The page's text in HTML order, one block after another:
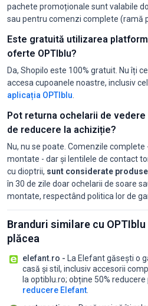
pachete promoționale sunt valabile
sau pentru comenzi complete (ramă
Este gratuită utilizarea
oferte OPTIblu?
Da, Shopilo este 100% gratuit. Nu îți
accesa cupoanele noastre, inclusiv
aplicația OPTIblu
Pot returna ochelarii de
de reducere la achiziție?
Nu, nu se poate. Comenzile complete
montate - dar și lentilele de contact
cu dioptrii, sunt considerate
în 30 de zile doar ochelarii de soare
montate, respectând politica lor de
Branduri similare cu
plăcea
elefant.ro - La Elefant găsești o
casă și stil, inclusiv accesorii
la optiblu.ro; obține 50% reducere
reducere Elefant